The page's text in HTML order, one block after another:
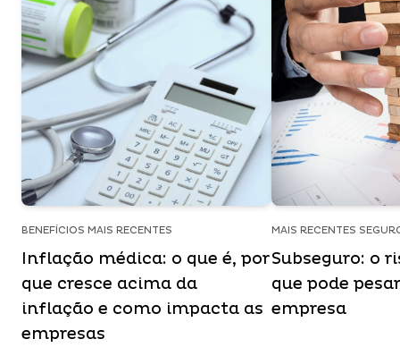
BENEFÍCIOS MAIS RECENTES
Inflação médica: o que é, por
que cresce acima da
inflação e como impacta as
empresas
MAIS RECENTES
Subseguro: o
que pode
empresa